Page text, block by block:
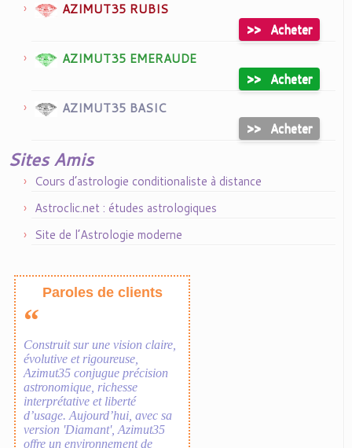
AZIMUT35 RUBIS
>>
Acheter
AZIMUT35 EMERAUDE
>>
Acheter
AZIMUT35 BASIC
>> Acheter
Sites Amis
Cours d’astrologie conditionaliste à distance
Astroclic.net : études astrologiques
Site de l’Astrologie moderne